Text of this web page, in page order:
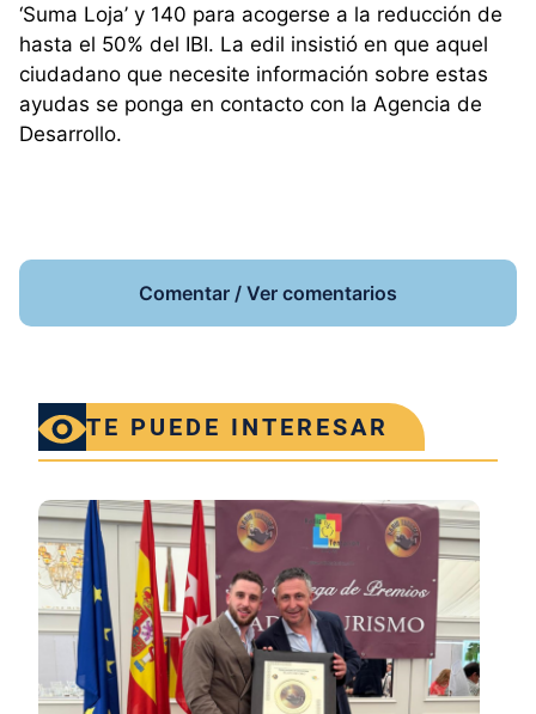
‘Suma Loja’ y 140 para acogerse a la reducción de
hasta el 50% del IBI. La edil insistió en que aquel
ciudadano que necesite información sobre estas
ayudas se ponga en contacto con la Agencia de
Desarrollo.
Comentar / Ver comentarios
TE PUEDE INTERESAR